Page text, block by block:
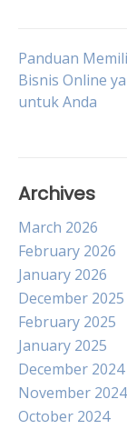
Post
Panduan
Bisnis Online
untuk Anda
Archives
March 2026
February 2026
January 2026
December 2025
February 2025
January 2025
December 2024
November 2024
October 2024